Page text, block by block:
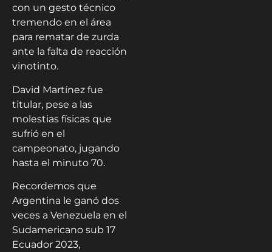
con un gesto técnico
tremendo en el área
para rematar de zurda
ante la falta de reacción
vinotinto.
David Martínez fue
titular, pese a las
molestias físicas que
sufrió en el
campeonato, jugando
hasta el minuto 70.
Recordemos que
Argentina le ganó dos
veces a Venezuela en el
Sudamericano sub 17
Ecuador 2023,